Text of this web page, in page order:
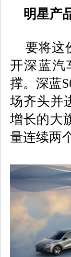
明星产
要将这
开深蓝汽
撑。深蓝
场齐头并
增长的大
量连续两